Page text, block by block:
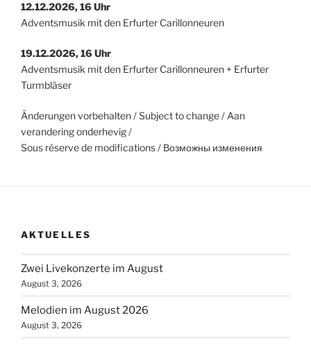
12.12.2026, 16 Uhr
Adventsmusik mit den Erfurter Carillonneuren
19.12.2026, 16 Uhr
Adventsmusik mit den Erfurter Carillonneuren + Erfurter
Turmbläser
Änderungen vorbehalten / Subject to change / Aan
verandering onderhevig /
Sous réserve de modifications / Возможны изменения
AKTUELLES
Zwei Livekonzerte im August
August 3, 2026
Melodien im August 2026
August 3, 2026